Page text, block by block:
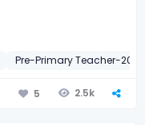
Pre-Primary Teacher-2015
5 2.5k